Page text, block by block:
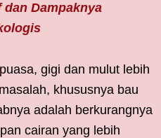
Dampaknya
gigi dan mulut lebih
khususnya bau
adalah berkurangnya
cairan yang lebih